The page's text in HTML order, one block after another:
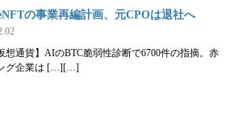
の事業再編計画、元CPOは退社へ
想通貨】AIのBTC脆弱性診断で6700件の指摘。赤
グ企業は […][…]